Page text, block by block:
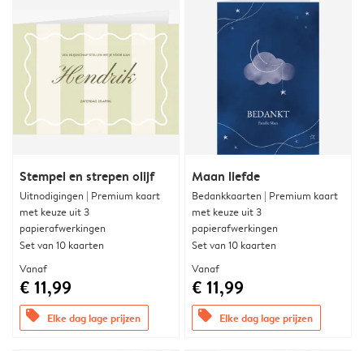
Stempel en strepen olijf
Uitnodigingen | Premium kaart
met keuze uit 3
papierafwerkingen
Set van 10 kaarten
Vanaf
€ 11,99
offers Elke dag lage prijzen
Maan liefde
Bedankkaarten | Premium kaart
met keuze uit 3
papierafwerkingen
Set van 10 kaarten
Vanaf
€ 11,99
offers Elke dag lage prijzen